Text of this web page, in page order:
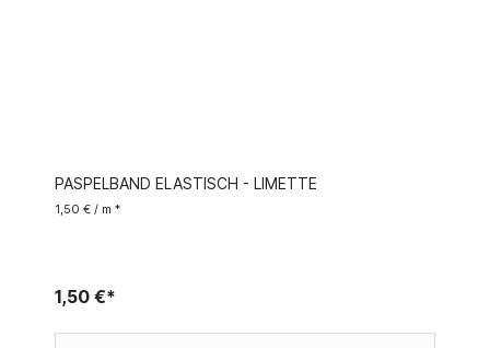
PASPELBAND ELASTISCH - LIMETTE
1,50 € / m *
1,50 €*